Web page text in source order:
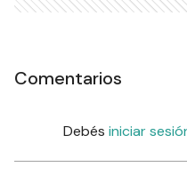
Comentarios
Debés iniciar